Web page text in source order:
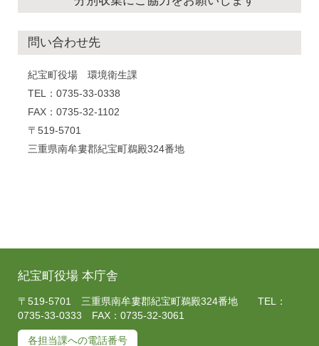
問い合わせ先
紀宝町役場 環境衛生課
TEL：0735-33-0338
FAX：0735-32-1102
〒519-5701
三重県南牟婁郡紀宝町鵜殿324番地
紀宝町役場 本庁舎
〒519-5701 三重県南牟婁郡紀宝町鵜殿324番地 TEL：
0735-33-0333 FAX：0735-32-3061
各担当課への電話番号